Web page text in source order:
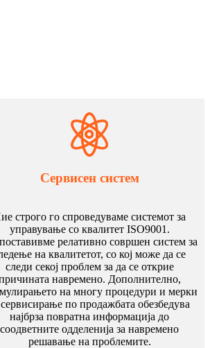
Сервисен систем
строго го спроведуваме системот за
управување со квалитет ISO9001.
релативно совршен систем за
на квалитетот, со кој може да се
следи секој проблем за да се открие
навремено. Дополнително,
на многу процедури и мерки
сервисирање по продажбата обезбедува
најбрза повратна информација до
соодветните одделенија за навремено
решавање на проблемите.